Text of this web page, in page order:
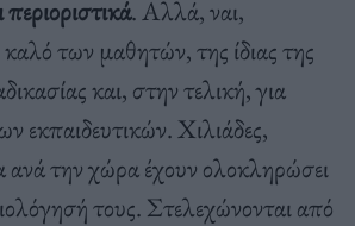
. Αλλά, ναι,
καλό των μαθητών, της ίδιας της
και, στην τελική, για
εκπαιδευτικών. Χιλιάδες,
ανά την χώρα έχουν ολοκληρώσει
τους. Στελεχώνονται από